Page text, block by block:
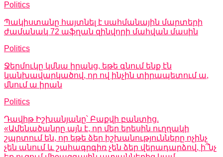
Politics
Պակիստանը հայտնել է սահմանային մարտերի
ժամանակ 72 աֆղան զինվորի մահվան մասին
Politics
Ջերմուկը կմնա իրանց, եթե գնում ենք էն
կանխավարկածով, որ ով ինչին տիրապետում ա,
մնում ա իրան
Politics
Դավիթ Իշխանյանը՝ Բաքվի բանտից.
«Ամենածանրը այն է, որ մեր երեսին ուղղակի
շպրտում են, որ եթե ձեր իշխանությունները ոչինչ
չեն անում և շահագրգիռ չեն ձեր վերադարձով, ի՞նչ